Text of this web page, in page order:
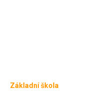
Základní škola